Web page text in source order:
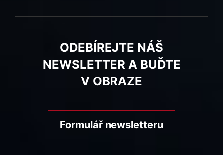
ODEBÍREJTE NÁŠ
NEWSLETTER A BUĎTE
V OBRAZE
Formulář newsletteru